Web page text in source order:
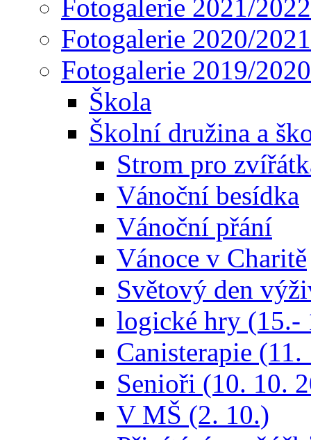
Fotogalerie 2021/2022
Fotogalerie 2020/2021
Fotogalerie 2019/2020
Škola
Školní družina a
Strom pro
Vánoční besídka
Vánoční přání
Vánoce v Charitě
Světový den
logické hry (15.-
Canisterapie
Senioři (10. 10.
V MŠ (2. 10.)